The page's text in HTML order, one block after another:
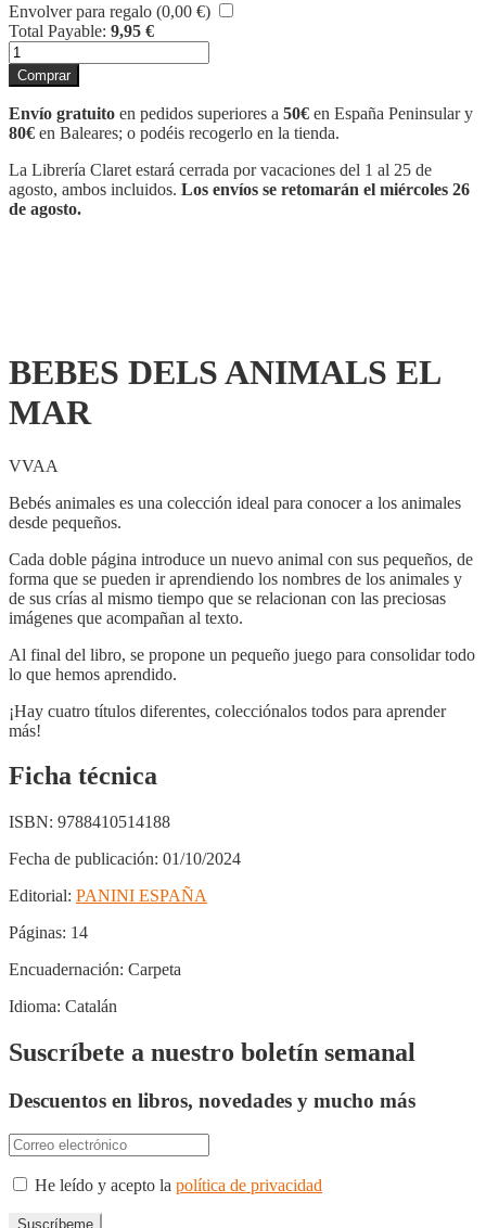
Envolver para regalo (0,00 €)
Total Payable: 9,95 €
BEBES
DELS
ANIMALS
EL
MAR
Comprar
Envío gratuito en pedidos superiores a 50€ en España Peninsular y
80€ en Baleares; o podéis recogerlo en la tienda.
La Librería Claret estará cerrada por vacaciones del 1 al 25 de
agosto, ambos incluidos. Los envíos se retomarán el miércoles 26
de agosto.
BEBES DELS ANIMALS EL
MAR
VVAA
Bebés animales es una colección ideal para conocer a los animales
desde pequeños.
Cada doble página introduce un nuevo animal con sus pequeños, de
forma que se pueden ir aprendiendo los nombres de los animales y
de sus crías al mismo tiempo que se relacionan con las preciosas
imágenes que acompañan al texto.
Al final del libro, se propone un pequeño juego para consolidar todo
lo que hemos aprendido.
¡Hay cuatro títulos diferentes, colecciónalos todos para aprender
más!
Ficha técnica
ISBN: 9788410514188
Fecha de publicación: 01/10/2024
Editorial: PANINI ESPAÑA
Páginas: 14
Encuadernación: Carpeta
Idioma: Catalán
Suscríbete a nuestro boletín semanal
Descuentos en libros, novedades y mucho más
He leído y acepto la política de privacidad